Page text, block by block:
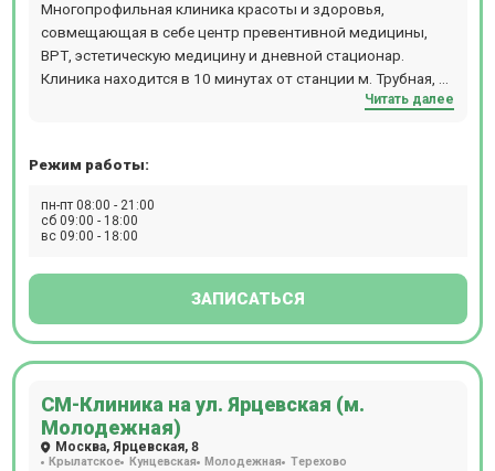
Многопрофильная клиника красоты и здоровья,
совмещающая в себе центр превентивной медицины,
ВРТ, эстетическую медицину и дневной стационар.
Клиника находится в 10 минутах от станции м. Трубная, м.
Читать далее
Режим работы:
пн-пт 08:00 - 21:00
сб 09:00 - 18:00
вс 09:00 - 18:00
ЗАПИСАТЬСЯ
СМ-Клиника на ул. Ярцевская (м.
Молодежная)
Москва, Ярцевская, 8
Крылатское Кунцевская Молодежная Терехово